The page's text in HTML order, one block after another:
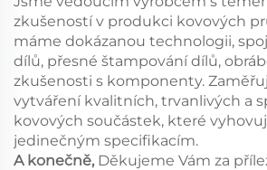
zkušeností v produkci kovových
máme dokázanou technologii,
dílů, přesné štampování dílů,
zkušenosti s komponenty.
vytváření kvalitních, trvanlivých a
kovových součástek, které
jedinečným specifikacím.
A konečně, Děkujeme Vám za